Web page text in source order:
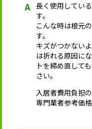
長く使用してい
す。
こんな時は根元
す。
キズがつかない
は折れる原因に
トを締め直して
さい。
入居者費用負担
専門業者参考価